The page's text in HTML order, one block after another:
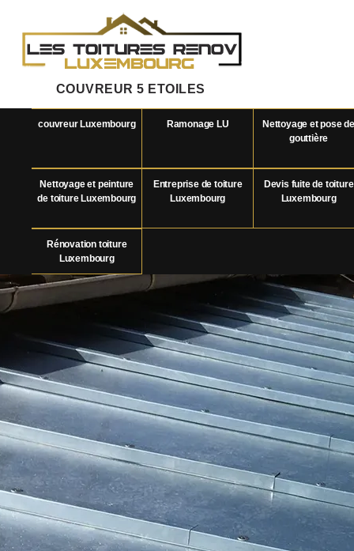
COUVREUR 5 ETOILES
couvreur Luxembourg Ramonage LU
Nettoyage et pose de
gouttière
Nettoyage et peinture
de toiture Luxembourg
Entreprise de toiture
Luxembourg
Devis fuite de toiture
Luxembourg
Rénovation toiture
Luxembourg